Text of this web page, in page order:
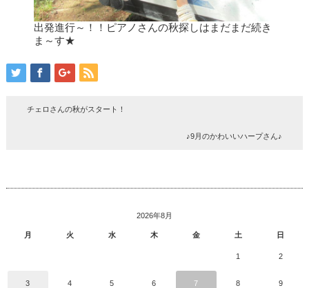
出発進行～！！ピアノさんの秋探しはまだまだ続き
ま～す★
チェロさんの秋がスタート！
♪9月のかわいいハープさん♪
2026年8月
月 火 水 木 金 土 日
1 2
3 4 5 6 7 8 9